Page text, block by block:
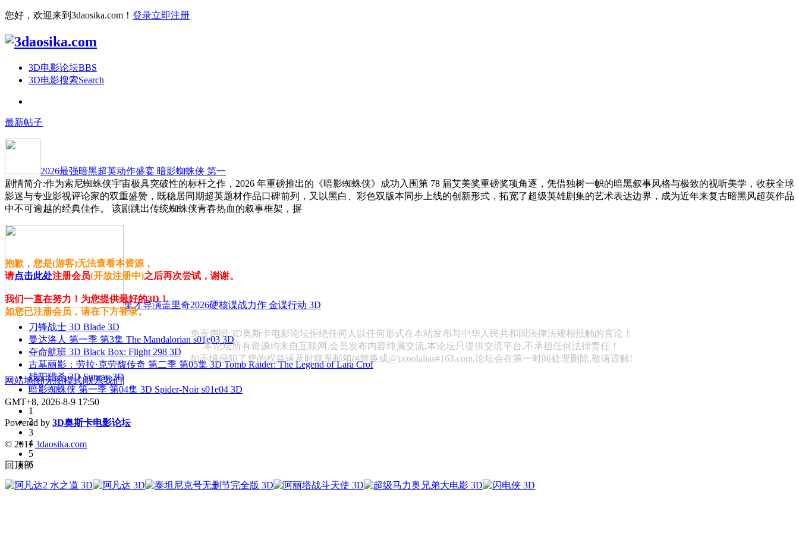
您好，欢迎来到3daosika.com！ 登录立即注册
3D电影论坛BBS
3D电影搜索Search
最新帖子
2026最强暗黑超英动作盛宴 暗影蜘蛛侠 第一
剧情简介:作为索尼蜘蛛侠宇宙极具突破性的标杆之作，2026 年重磅推出的《暗影蜘蛛侠》成功入围第 78 届艾美奖重磅奖项角逐，凭借独树一帜的暗黑叙事风格与极致的视听美学，收获全球
影迷与专业影视评论家的双重盛赞，既稳居同期超英题材作品口碑前列，又以黑白、彩色双版本同步上线的创新形式，拓宽了超级英雄剧集的艺术表达边界，成为近年来复古暗黑风超英作品
中不可逾越的经典佳作。 该剧跳出传统蜘蛛侠青春热血的叙事框架，摒
鬼才导演盖里奇2026硬核谍战力作 金谍行动 3D
刀锋战士 3D Blade 3D
曼达洛人 第一季 第3集 The Mandalorian s01e03 3D
夺命航班 3D Black Box: Flight 298 3D
古墓丽影：劳拉·克劳馥传奇 第二季 第05集 3D Tomb Raider: The Legend of Lara Crof
残阳猎杀 3D Sunray 3D
暗影蜘蛛侠 第一季 第04集 3D Spider-Noir s01e04 3D
1
2
3
4
5
6
抱歉，您是(游客)无法查看本资源，
请点击此处注册会员(开放注册中)之后再次尝试，谢谢。
我们一直在努力！为您提供最好的3D！
如您已注册会员，请在下方登录。
免责声明:3D奥斯卡电影论坛拒绝任何人以任何形式在本站发布与中华人民共和国法律法规相抵触的言论！
本论坛所有资源均来自互联网,会员发布内容纯属交流,本论坛只提供交流平台,不承担任何法律责任！
如不慎侵犯了您的权益请及时联系邮箱(#替换成@):coolalias#163.com,论坛会在第一时间处理删除,敬请谅解!
网站地图|无图模式|联系我们|
GMT+8, 2026-8-9 17:50
Powered by 3D奥斯卡电影论坛
© 20113daosika.com
回顶部